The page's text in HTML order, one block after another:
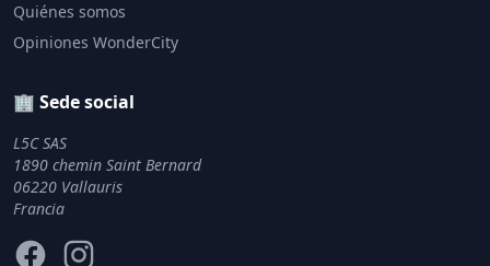
Quiénes somos
Opiniones WonderCity
🏢 Sede social
L5C SAS
1890 chemin Saint Bernard
06220 Vallauris
Francia
FacebookInstagram